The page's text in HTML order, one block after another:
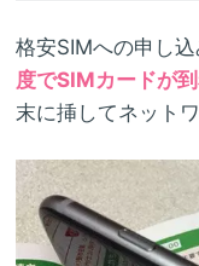
格安SIMへの申し込
度でSIMカードが
末に挿してネット